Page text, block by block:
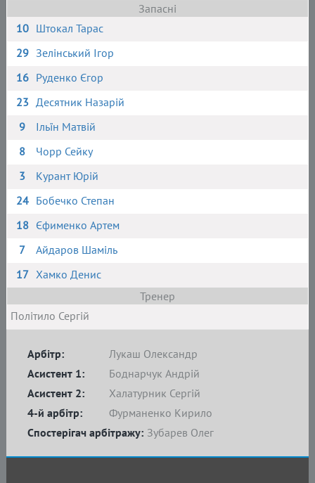
Запасні
10 Штокал Тарас
29 Зелінський Ігор
16 Руденко Єгор
23 Десятник Назарій
9
Ільїн Матвій
8
Чорр Сейку
3
Курант Юрій
24 Бобечко Степан
18 Єфименко Артем
7
Айдаров Шаміль
17 Хамко Денис
Тренер
Політило Сергій
Арбітр:
Лукаш Олександр
Асистент 1:
Боднарчук Андрій
Асистент 2:
Халатурник Сергій
4-й арбітр:
Фурманенко Кирило
Спостерігач арбітражу: Зубарев Олег